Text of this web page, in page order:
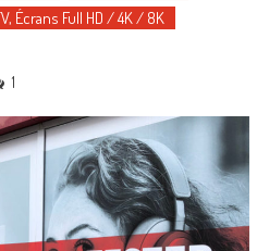
Écrans Full HD / 4K / 8K
1